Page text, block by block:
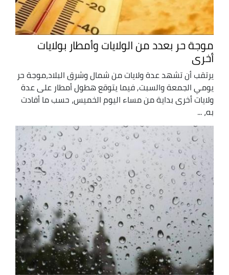
موجة حر بعدد من الولايات وأمطار بولايات
أخرى
يرتقب أن تشهد عدة ولايات من شمال وشرق البلاد،موجة حر
يومي الجمعة والسبت, فيما يتوقع هطول أمطار على عدة
ولايات أخرى بداية من مساء اليوم الخميس، حسب ما أفادت
به، ...